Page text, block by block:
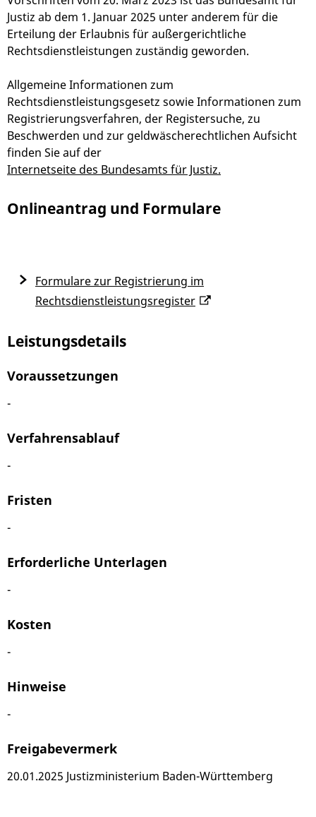
Justiz ab dem 1. Januar 2025 unter anderem für die
Erteilung der Erlaubnis für außergerichtliche
Rechtsdienstleistungen zuständig geworden.
Allgemeine Informationen zum
Rechtsdienstleistungsgesetz sowie Informationen zum
Registrierungsverfahren, der Registersuche, zu
Beschwerden und zur geldwäscherechtlichen Aufsicht
finden Sie auf der
Internetseite des Bundesamts für Justiz.
Onlineantrag und Formulare
Formulare zur Registrierung im
Rechtsdienstleistungsregister
Leistungsdetails
Voraussetzungen
-
Verfahrensablauf
-
Fristen
-
Erforderliche Unterlagen
-
Kosten
-
Hinweise
-
Freigabevermerk
20.01.2025 Justizministerium Baden-Württemberg